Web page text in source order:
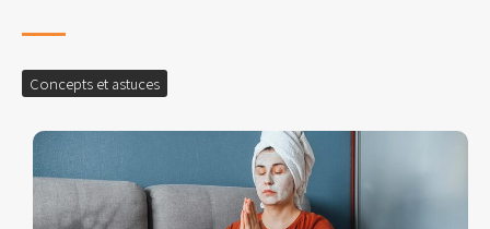
Concepts et astuces